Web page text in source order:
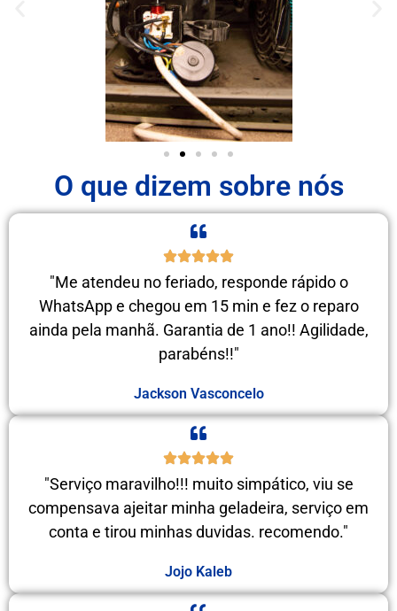
O que dizem sobre nós
"Me atendeu no feriado, responde rápido o
WhatsApp e chegou em 15 min e fez o reparo
ainda pela manhã. Garantia de 1 ano!! Agilidade,
parabéns!!"
Jackson Vasconcelo
"Serviço maravilho!!! muito simpático, viu se
compensava ajeitar minha geladeira, serviço em
conta e tirou minhas duvidas. recomendo."
Jojo Kaleb